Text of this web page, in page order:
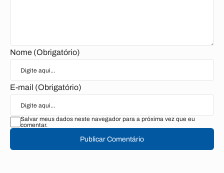
Nome (Obrigatório)
E-mail (Obrigatório)
Salvar meus dados neste navegador para a próxima vez que eu
comentar.
Publicar Comentário